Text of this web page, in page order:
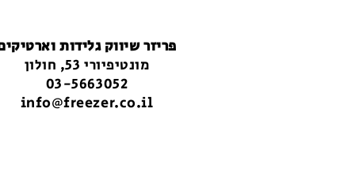
פריזר שיווק גלידות
מונטיפיורי 53, חולון
03-5663052
info@freezer.co.il